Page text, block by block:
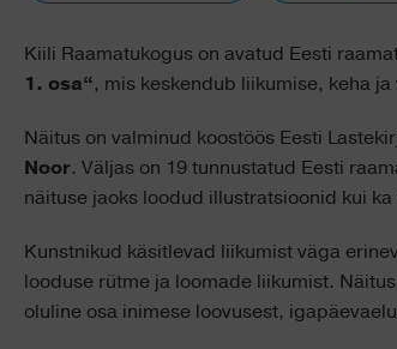
Kiili Raamatukogus on avatud Eesti
1. osa“, mis keskendub liikumise, keha
Näitus on valminud koostöös Eesti
Noor. Väljas on 19 tunnustatud Eesti
näituse jaoks loodud illustratsioonid kui
Kunstnikud käsitlevad liikumist väga
looduse rütme ja loomade liikumist.
oluline osa inimese loovusest,